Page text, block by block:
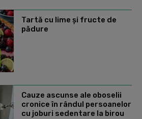
Tartă cu lime și fructe de
pădure
Cauze ascunse ale oboselii
cronice în rândul persoanelor
cu joburi sedentare la birou